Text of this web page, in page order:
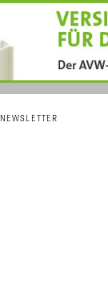
NEWSLETTER